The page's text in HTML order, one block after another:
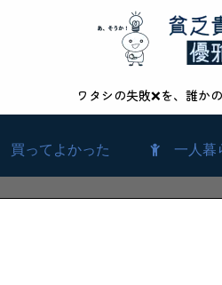
ワタシの失敗❌を、誰か
買ってよかった 一人暮